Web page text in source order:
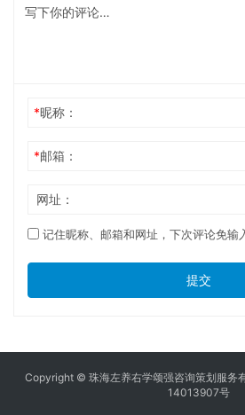
*昵称：
*邮箱：
网址：
记住昵称、邮箱和网址，下次评论免输
提交
Copyright © 珠海左养右学颂强咨询策划服务
14013907号